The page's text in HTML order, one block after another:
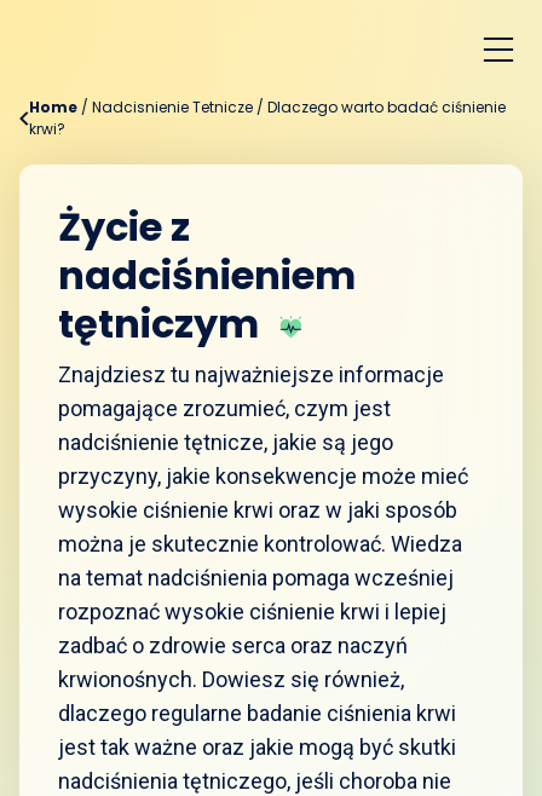
Home / Nadcisnienie Tetnicze/ Dlaczego warto badać ciśnienie
krwi?
Życie z
nadciśnieniem
tętniczym
Znajdziesz tu najważniejsze informacje
pomagające zrozumieć, czym jest
nadciśnienie tętnicze, jakie są jego
przyczyny, jakie konsekwencje może mieć
wysokie ciśnienie krwi oraz w jaki sposób
można je skutecznie kontrolować. Wiedza
na temat nadciśnienia pomaga wcześniej
rozpoznać wysokie ciśnienie krwi i lepiej
zadbać o zdrowie serca oraz naczyń
krwionośnych. Dowiesz się również,
dlaczego regularne badanie ciśnienia krwi
jest tak ważne oraz jakie mogą być skutki
nadciśnienia tętniczego, jeśli choroba nie